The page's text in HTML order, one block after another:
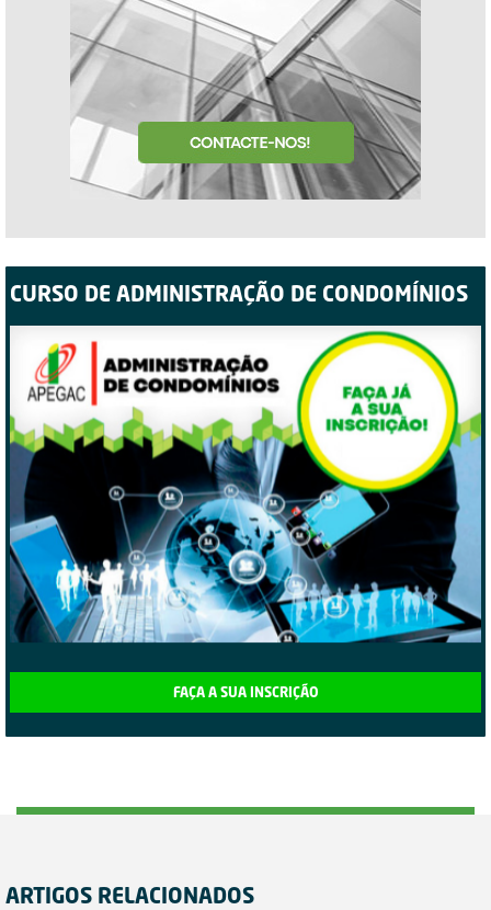
CURSO DE ADMINISTRAÇÃO DE CONDOMÍNIOS
FAÇA A SUA INSCRIÇÃO
ARTIGOS RELACIONADOS